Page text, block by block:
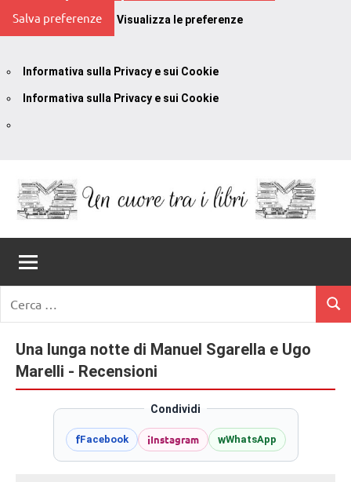
Salva preferenze Visualizza le preferenze
Informativa sulla Privacy e sui Cookie
Informativa sulla Privacy e sui Cookie
contenuto
Un
Cuore
Tra
I
Libri
romanzi
romance
e
non
solo.
Recensioni,
per:
Una lunga notte di Manuel Sgarella e Ugo
Marelli - Recensioni
Condividi
fFacebook iInstagram wWhatsApp